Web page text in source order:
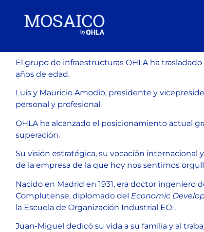
El grupo de infraestructuras OHLA ha
años de edad.
Luis y Mauricio Amodio, presidente y
personal y profesional.
OHLA ha alcanzado el posicionamiento actual
superación.
Su visión estratégica, su vocación
de la empresa de la que hoy nos sentimos
Nacido en Madrid en 1931, era doctor
Complutense, diplomado del Economic
la Escuela de Organización Industrial EOI.
Juan-Miguel dedicó su vida a su familia y al